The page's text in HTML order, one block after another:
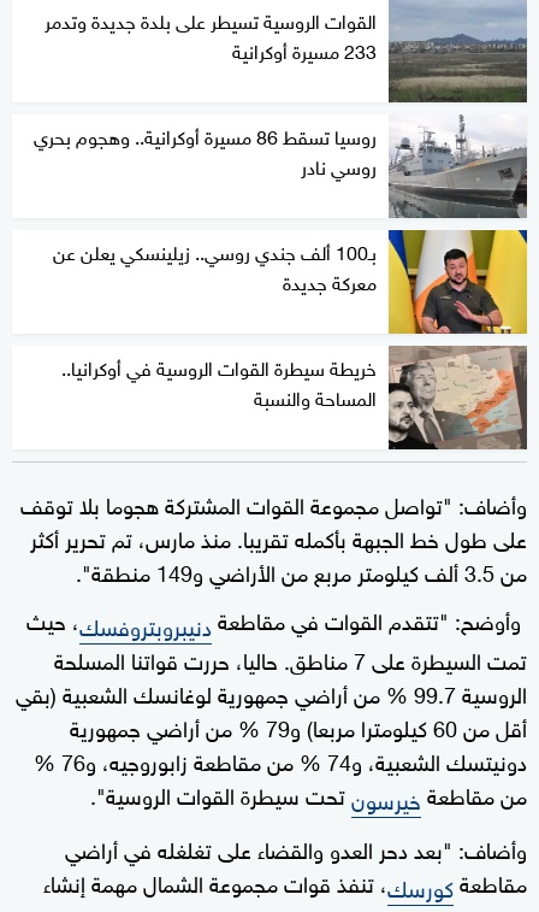
القوات الروسية تسيطر على بلدة جديدة وتدمر
233 مسيرة أوكرانية
روسيا تسقط 86 مسيرة أوكرانية.. وهجوم بحري
روسي نادر
بـ100 ألف جندي روسي.. زيلينسكي يعلن عن
معركة جديدة
خريطة سيطرة القوات الروسية في أوكرانيا..
المساحة والنسبة
وأضاف: "تواصل مجموعة القوات المشتركة هجوما بلا توقف
على طول خط الجبهة بأكمله تقريبا. منذ مارس، تم تحرير أكثر
من 3.5 ألف كيلومتر مربع من الأراضي و149 منطقة".
وأوضح: "تتقدم القوات في مقاطعةدنيبروبتروفسك، حيث
تمت السيطرة على 7 مناطق. حاليا، حررت قواتنا المسلحة
الروسية 99.7 % من أراضي جمهورية لوغانسك الشعبية (بقي
أقل من 60 كيلومترا مربعا) و79 % من أراضي جمهورية
دونيتسك الشعبية، و74 % من مقاطعة زابوروجيه، و76 %
من مقاطعةخيرسونتحت سيطرة القوات الروسية".
وأضاف: "بعد دحر العدو والقضاء على تغلغله في أراضي
مقاطعةكورسك، تنفذ قوات مجموعة الشمال مهمة إنشاء